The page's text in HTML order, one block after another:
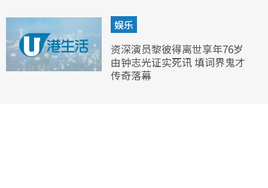
娱乐
资深演员黎彼得离世享年76岁
由钟志光证实死讯 填词界鬼才
传奇落幕